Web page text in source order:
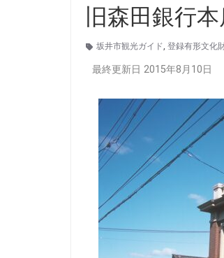
旧森田銀行
坂井市観光ガイド, 登録有形文化
最終更新日 2015年8月10日